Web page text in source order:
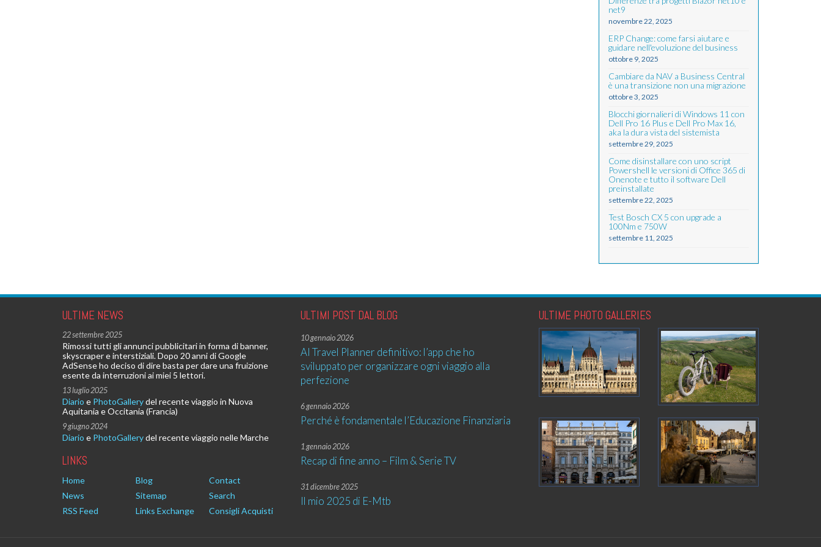
net9
novembre 22, 2025
ERP Change: come farsi aiutare e
guidare nell'evoluzione del business
ottobre 9, 2025
Cambiare da NAV a Business Central
è una transizione non una migrazione
ottobre 3, 2025
Blocchi giornalieri di Windows 11 con
Dell Pro 16 Plus e Dell Pro Max 16,
aka la dura vista del sistemista
settembre 29, 2025
Come disinstallare con uno script
Powershell le versioni di Office 365 di
Onenote e tutto il software Dell
preinstallate
settembre 22, 2025
Test Bosch CX 5 con upgrade a
100Nm e 750W
settembre 11, 2025
ULTIME NEWS
22 settembre 2025
Rimossi tutti gli annunci pubblicitari in forma di banner,
skyscraper e interstiziali. Dopo 20 anni di Google
AdSense ho deciso di dire basta per dare una fruizione
esente da interruzioni ai miei 5 lettori.
13 luglio 2025
Diario e PhotoGallerydel recente viaggio in Nuova
Aquitania e Occitania (Francia)
9 giugno 2024
Diario e PhotoGallerydel recente viaggio nelle Marche
LINKS
Home Blog
Contact
News
Sitemap
Search
RSS Feed
Links Exchange Consigli Acquisti
ULTIMI POST DAL BLOG
10 gennaio 2026
AI Travel Planner definitivo: l’app che ho
sviluppato per organizzare ogni viaggio alla
perfezione
6 gennaio 2026
Perché è fondamentale l’Educazione Finanziaria
1 gennaio 2026
Recap di fine anno – Film & Serie TV
31 dicembre 2025
Il mio 2025 di E-Mtb
ULTIME PHOTO GALLERIES